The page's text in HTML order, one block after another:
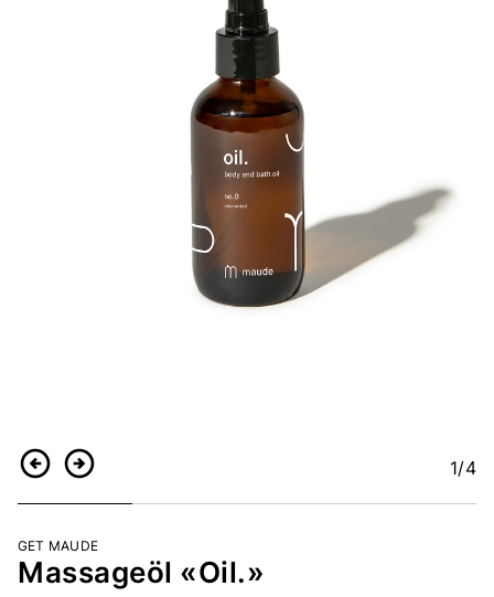
ZurückWeiter 1/4
GET MAUDE
Massageöl «Oil.»